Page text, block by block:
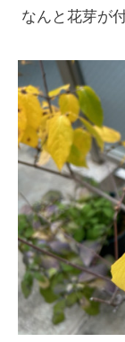
なんと花芽が